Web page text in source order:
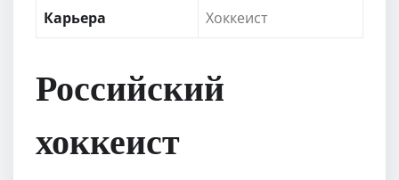
Карьера
Хоккеист
Российский
хоккеист